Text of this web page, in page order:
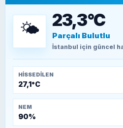
TEOMAN ALPASLAN
Kütahya-Eskişehir
🌤️ 23,3°C
Parçalı Bulutlu
İstanbul için güncel
HISSEDILEN
27,1°C
NEM
90%